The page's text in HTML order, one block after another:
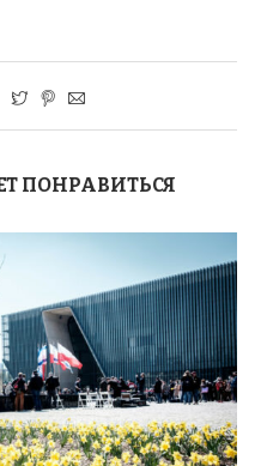
ПОНРАВИТЬСЯ